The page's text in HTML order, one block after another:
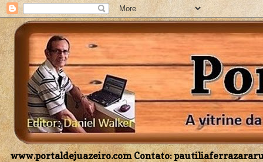
www.portaldejuazeiro.com Contato: